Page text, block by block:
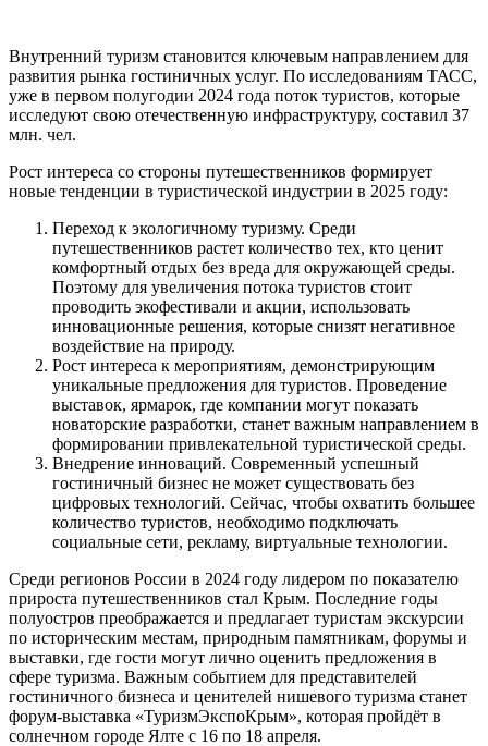
Внутренний туризм становится ключевым направлением для
развития рынка гостиничных услуг. По исследованиям ТАСС,
уже в первом полугодии 2024 года поток туристов, которые
исследуют свою отечественную инфраструктуру, составил 37
млн. чел.
Рост интереса со стороны путешественников формирует
новые тенденции в туристической индустрии в 2025 году:
Переход к экологичному туризму. Среди
путешественников растет количество тех, кто ценит
комфортный отдых без вреда для окружающей среды.
Поэтому для увеличения потока туристов стоит
проводить экофестивали и акции, использовать
инновационные решения, которые снизят негативное
воздействие на природу.
Рост интереса к мероприятиям, демонстрирующим
уникальные предложения для туристов. Проведение
выставок, ярмарок, где компании могут показать
новаторские разработки, станет важным направлением в
формировании привлекательной туристической среды.
Внедрение инноваций. Современный успешный
гостиничный бизнес не может существовать без
цифровых технологий. Сейчас, чтобы охватить большее
количество туристов, необходимо подключать
социальные сети, рекламу, виртуальные технологии.
Среди регионов России в 2024 году лидером по показателю
прироста путешественников стал Крым. Последние годы
полуостров преображается и предлагает туристам экскурсии
по историческим местам, природным памятникам, форумы и
выставки, где гости могут лично оценить предложения в
сфере туризма. Важным событием для представителей
гостиничного бизнеса и ценителей нишевого туризма станет
форум-выставка «ТуризмЭкспоКрым», которая пройдёт в
солнечном городе Ялте с 16 по 18 апреля.